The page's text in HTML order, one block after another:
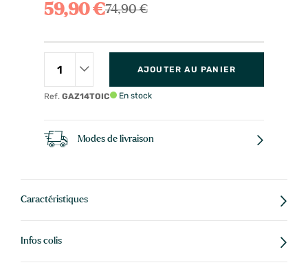
59,90 €74,90 €
Ref. GAZ14TOIC
AJOUTER AU PANIER
En stock
Modes de livraison
Caractéristiques
Infos colis